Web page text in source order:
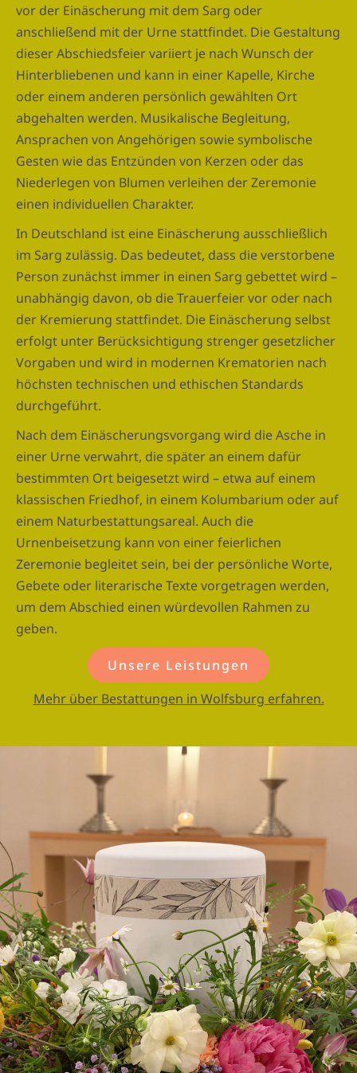
vor der Einäscherung mit dem Sarg oder
anschließend mit der Urne stattfindet. Die Gestaltung
dieser Abschiedsfeier variiert je nach Wunsch der
Hinterbliebenen und kann in einer Kapelle, Kirche
oder einem anderen persönlich gewählten Ort
abgehalten werden. Musikalische Begleitung,
Ansprachen von Angehörigen sowie symbolische
Gesten wie das Entzünden von Kerzen oder das
Niederlegen von Blumen verleihen der Zeremonie
einen individuellen Charakter.
In Deutschland ist eine Einäscherung ausschließlich
im Sarg zulässig. Das bedeutet, dass die verstorbene
Person zunächst immer in einen Sarg gebettet wird –
unabhängig davon, ob die Trauerfeier vor oder nach
der Kremierung stattfindet. Die Einäscherung selbst
erfolgt unter Berücksichtigung strenger gesetzlicher
Vorgaben und wird in modernen Krematorien nach
höchsten technischen und ethischen Standards
durchgeführt.
Nach dem Einäscherungsvorgang wird die Asche in
einer Urne verwahrt, die später an einem dafür
bestimmten Ort beigesetzt wird – etwa auf einem
klassischen Friedhof, in einem Kolumbarium oder auf
einem Naturbestattungsareal. Auch die
Urnenbeisetzung kann von einer feierlichen
Zeremonie begleitet sein, bei der persönliche Worte,
Gebete oder literarische Texte vorgetragen werden,
um dem Abschied einen würdevollen Rahmen zu
geben.
Unsere Leistungen
Mehr über Bestattungen in Wolfsburg erfahren.